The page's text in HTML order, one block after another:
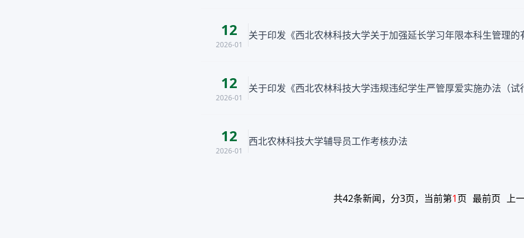
12
2026-01
关于印发《西北农林科技大学关于加强延长学习年限本科生管理
12
2026-01
关于印发《西北农林科技大学违规违纪学生严管厚爱实施办法（试
12
2026-01
西北农林科技大学辅导员工作考核办法
共42条新闻，分3页，当前第1页 最前页 上